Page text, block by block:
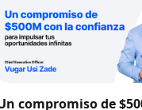
compromiso de